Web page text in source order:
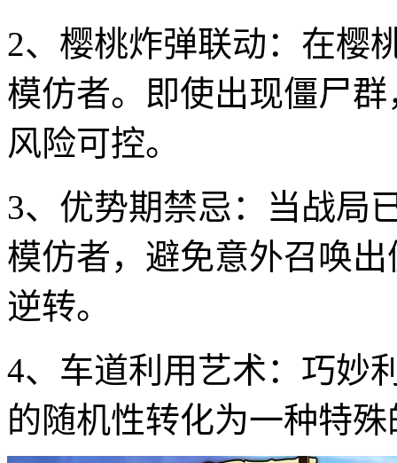
2、樱桃炸弹联动：在樱
模仿者。即使出现僵尸
风险可控。
3、优势期禁忌：当战局
模仿者，避免意外召唤
逆转。
4、车道利用艺术：巧妙
的随机性转化为一种特